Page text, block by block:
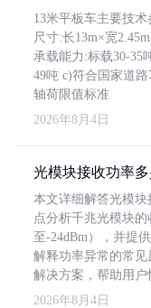
13米平板车主要技
尺寸:长13m×宽
承载能力:标载30-35
49吨 c)符合国家道
轴荷限值标准
2026年8月4日
光模块接收功率
本文详细解答光模
点分析千兆光模块
至-24dBm），并提
解释功率异常的常
解决方案，帮助用户
2026年8月4日